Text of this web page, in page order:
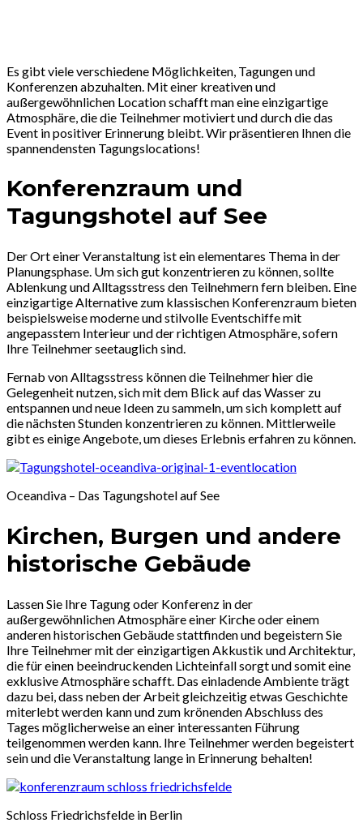
Es gibt viele verschiedene Möglichkeiten, Tagungen und
Konferenzen abzuhalten. Mit einer kreativen und
außergewöhnlichen Location schafft man eine einzigartige
Atmosphäre, die die Teilnehmer motiviert und durch die das
Event in positiver Erinnerung bleibt. Wir präsentieren Ihnen die
spannendensten Tagungslocations!
Konferenzraum und
Tagungshotel auf See
Der Ort einer Veranstaltung ist ein elementares Thema in der
Planungsphase. Um sich gut konzentrieren zu können, sollte
Ablenkung und Alltagsstress den Teilnehmern fern bleiben. Eine
einzigartige Alternative zum klassischen Konferenzraum bieten
beispielsweise moderne und stilvolle Eventschiffe mit
angepasstem Interieur und der richtigen Atmosphäre, sofern
Ihre Teilnehmer seetauglich sind.
Fernab von Alltagsstress können die Teilnehmer hier die
Gelegenheit nutzen, sich mit dem Blick auf das Wasser zu
entspannen und neue Ideen zu sammeln, um sich komplett auf
die nächsten Stunden konzentrieren zu können. Mittlerweile
gibt es einige Angebote, um dieses Erlebnis erfahren zu können.
Oceandiva – Das Tagungshotel auf See
Kirchen, Burgen und andere
historische Gebäude
Lassen Sie Ihre Tagung oder Konferenz in der
außergewöhnlichen Atmosphäre einer Kirche oder einem
anderen historischen Gebäude stattfinden und begeistern Sie
Ihre Teilnehmer mit der einzigartigen Akkustik und Architektur,
die für einen beeindruckenden Lichteinfall sorgt und somit eine
exklusive Atmosphäre schafft. Das einladende Ambiente trägt
dazu bei, dass neben der Arbeit gleichzeitig etwas Geschichte
miterlebt werden kann und zum krönenden Abschluss des
Tages möglicherweise an einer interessanten Führung
teilgenommen werden kann. Ihre Teilnehmer werden begeistert
sein und die Veranstaltung lange in Erinnerung behalten!
Schloss Friedrichsfelde in Berlin